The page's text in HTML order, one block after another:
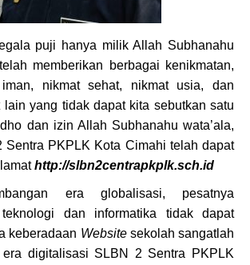
puji hanya milik Allah Subhanahu
memberikan berbagai kenikmatan,
nikmat sehat, nikmat usia, dan
lain yang tidak dapat kita sebutkan satu
dan izin Allah Subhanahu wata’ala,
Sentra PKPLK Kota Cimahi telah dapat
http://slbn2centrapkplk.sch.id
era globalisasi, pesatnya
teknologi dan informatika tidak dapat
keberadaan Websitesekolah sangatlah
era digitalisasi SLBN 2 Sentra PKPLK